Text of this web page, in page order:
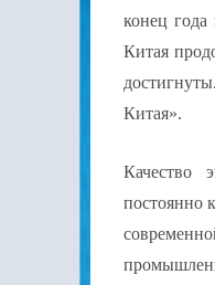
конец
Китая
Китая».
Качество
постоянно